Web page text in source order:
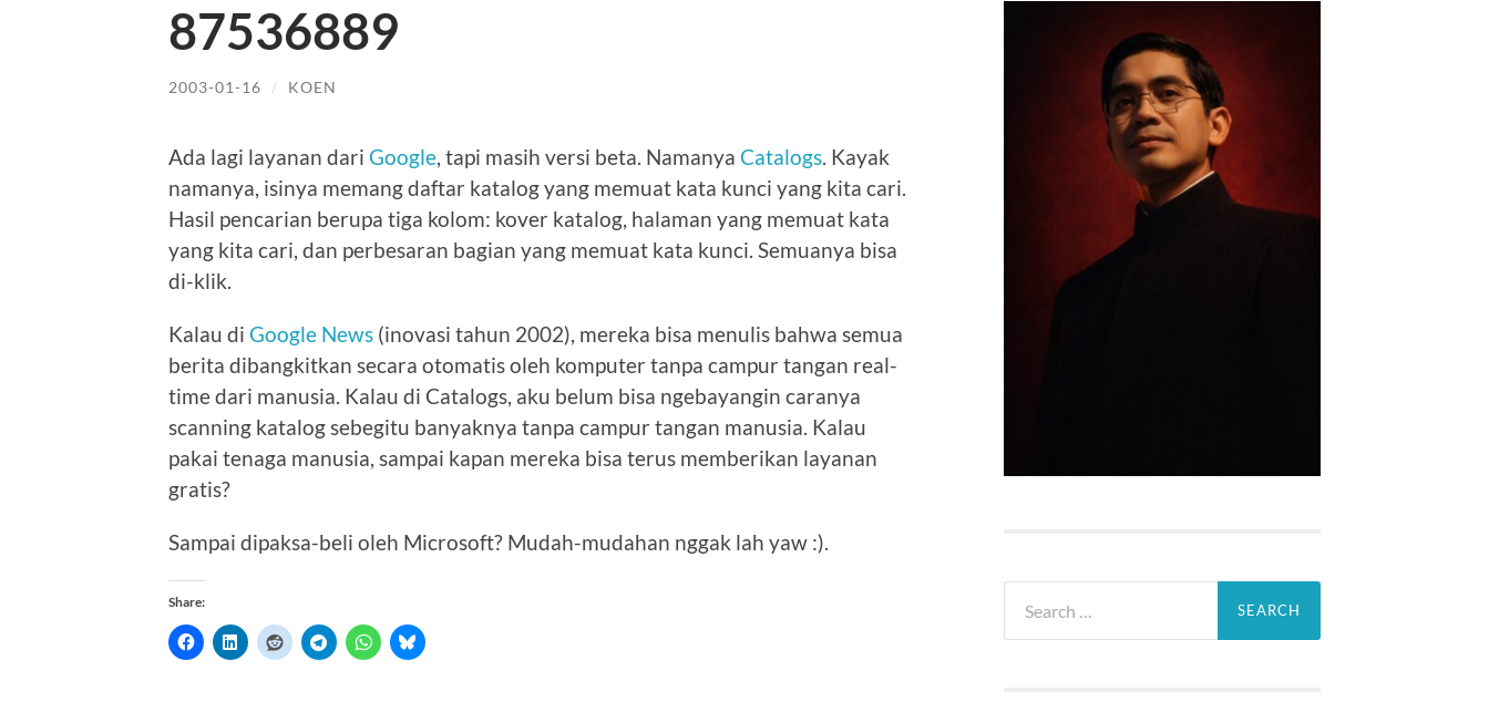
87536889
2003-01-16 / KOEN
Ada lagi layanan dari Google , tapi masih versi beta. Namanya Catalogs . Kayak
namanya, isinya memang daftar katalog yang memuat kata kunci yang kita cari.
Hasil pencarian berupa tiga kolom: kover katalog, halaman yang memuat kata
yang kita cari, dan perbesaran bagian yang memuat kata kunci. Semuanya bisa
di-klik.
Kalau di Google News (inovasi tahun 2002), mereka bisa menulis bahwa semua
berita dibangkitkan secara otomatis oleh komputer tanpa campur tangan real-
time dari manusia. Kalau di Catalogs, aku belum bisa ngebayangin caranya
scanning katalog sebegitu banyaknya tanpa campur tangan manusia. Kalau
pakai tenaga manusia, sampai kapan mereka bisa terus memberikan layanan
gratis?
Sampai dipaksa-beli oleh Microsoft? Mudah-mudahan nggak lah yaw :).
Share:
for: